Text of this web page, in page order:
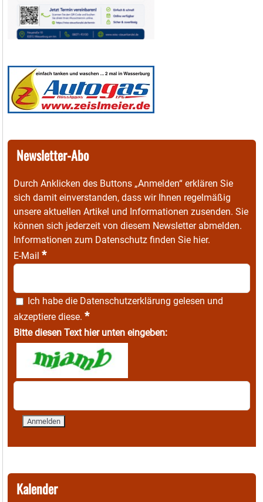
Newsletter-Abo
Durch Anklicken des Buttons „Anmelden“ erklären Sie
sich damit einverstanden, dass wir Ihnen regelmäßig
unsere aktuellen Artikel und Informationen zusenden. Sie
können sich jederzeit von diesem Newsletter abmelden.
Informationen zum Datenschutz finden Sie hier.
E-Mail *
Ich habe die Datenschutzerklärung gelesen und
akzeptiere diese. *
Bitte diesen Text hier unten eingeben:
Kalender